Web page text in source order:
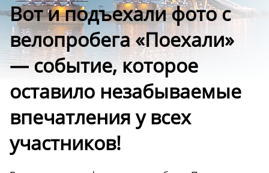
Вот и подъехали фото с
велопробега «Поехали»
— событие, которое
оставило незабываемые
впечатления у всех
участников!